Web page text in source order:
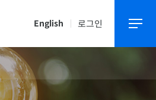
English 로그인